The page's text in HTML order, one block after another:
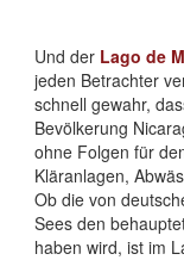
Und der Lago de
jeden Betrachter
schnell gewahr,
Bevölkerung
ohne Folgen für
Kläranlagen,
Ob die von
Sees den
haben wird, ist im